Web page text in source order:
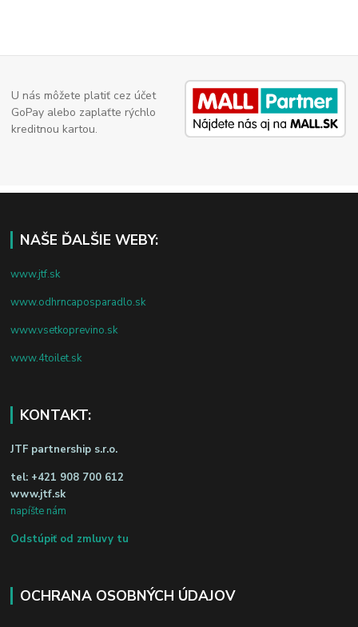
U nás môžete platiť cez účet
GoPay alebo zaplaťte rýchlo
kreditnou kartou.
NAŠE ĎALŠIE WEBY:
www.jtf.sk
www.odhrncaposparadlo.sk
www.vsetkoprevino.sk
www.4toilet.sk
KONTAKT:
JTF partnership s.r.o.
tel: +421 908 700 612
www.jtf.sk
napíšte nám
Odstúpiť od zmluvy tu
OCHRANA OSOBNÝCH ÚDAJOV